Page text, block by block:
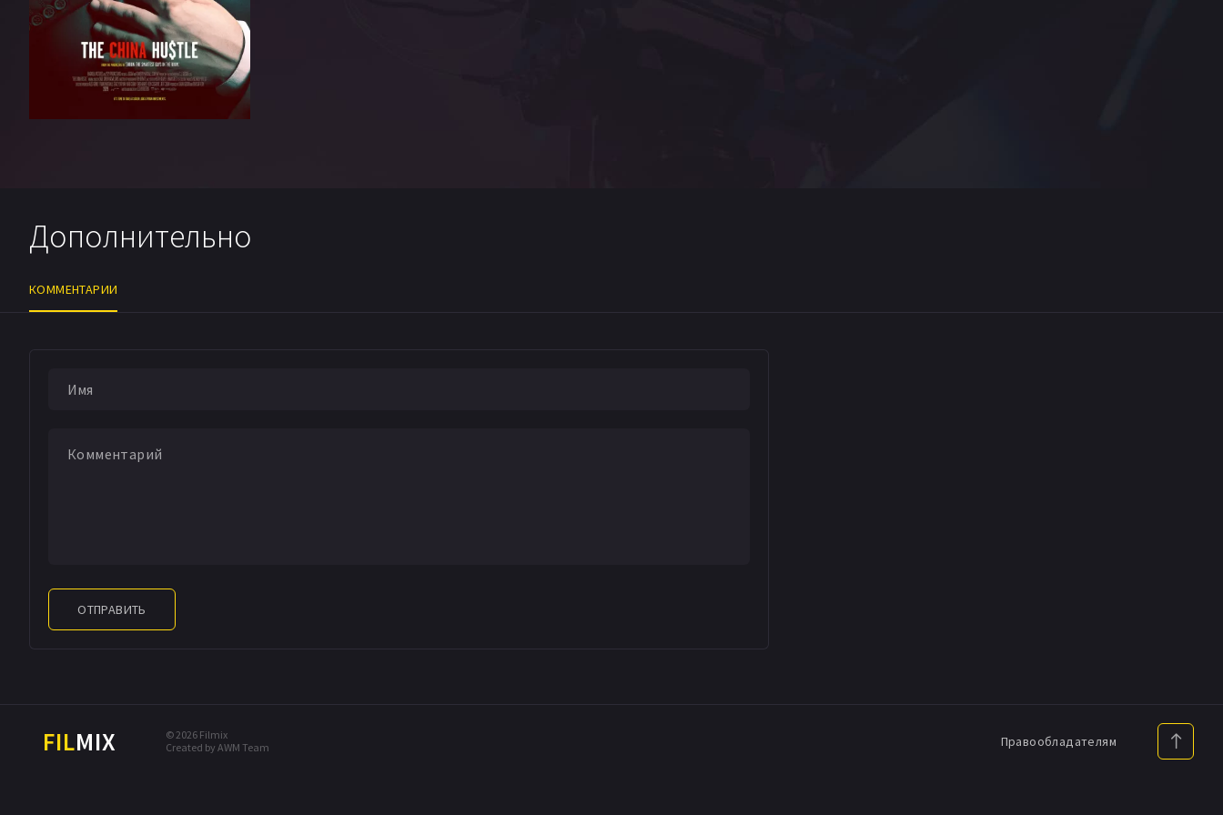
Дополнительно
КОММЕНТАРИИ
ОТПРАВИТЬ
FILMIX
© 2026 Filmix
Created by AWM Team
Правообладателям